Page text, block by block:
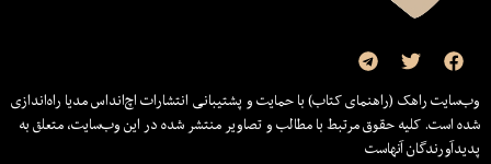
وب‌سایت راهک (راهنمای کتاب) با حمایت و پشتیبانی انتشارات اچ‌اند‌اس مدیا راه‌اندازی
شده است. کلیه حقوق مرتبط با مطالب و تصاویر منتشر شده در این وب‌سایت، متعلق به
پدیدآورندگان آنهاست